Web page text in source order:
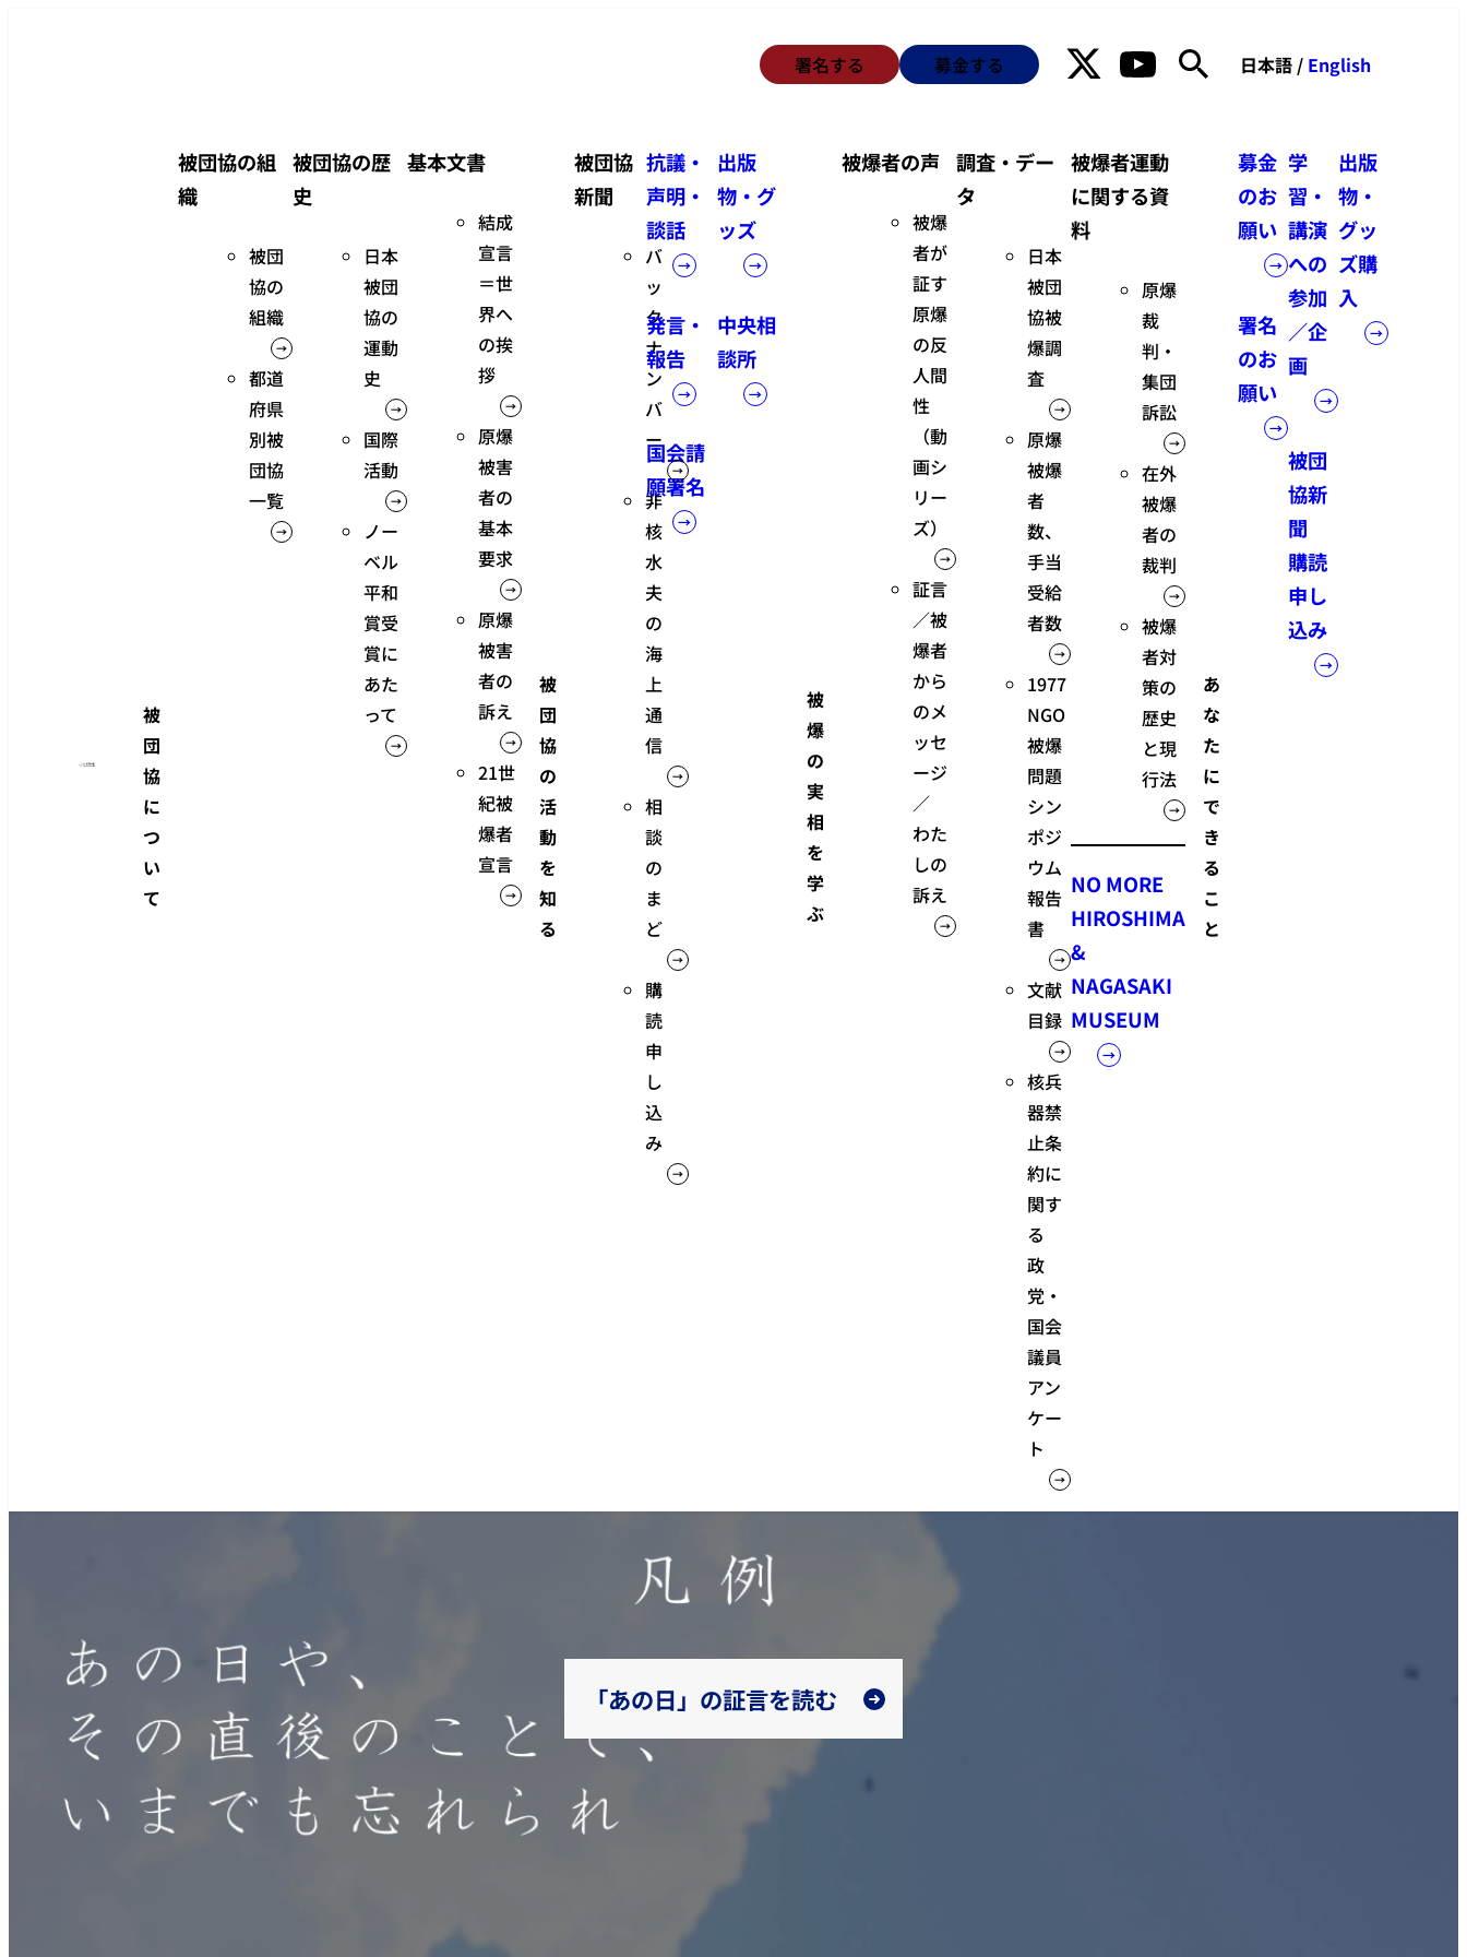
署名する 募金する 日本語 / English
被
団
協
に
つ
い
て
被団協の組
織
被団
協の
組織
都道
府県
別被
団協
一覧
被団協の歴
史
日本
被団
協の
運動
史
国際
活動
ノー
ベル
平和
賞受
賞に
あた
って
基本文書
結成
宣言
＝世
界へ
の挨
拶
原爆
被害
者の
基本
要求
原爆
被害
者の
訴え
21世
紀被
爆者
宣言
被
団
協
の
活
動
を
知
る
被団協
新聞
バ
ッ
ク
ナ
ン
バ
ー
非
核
水
夫
の
海
上
通
信
相
談
の
ま
ど
購
読
申
し
込
み
抗議・
声明・
談話
発言・
報告
国会請
願署名
出版
物・グ
ッズ
中央相
談所
被
爆
の
実
相
を
学
ぶ
被爆者の声
被爆
者が
証す
原爆
の反
人間
性
（動
画シ
リー
ズ）
証言
／被
爆者
から
のメ
ッセ
ージ
／
わた
しの
訴え
調査・デー
タ
日本
被団
協被
爆調
査
原爆
被爆
者
数、
手当
受給
者数
1977
NGO
被爆
問題
シン
ポジ
ウム
報告
書
文献
目録
核兵
器禁
止条
約に
関す
る
政
党・
国会
議員
アン
ケー
ト
被爆者運動
に関する資
料
原爆
裁
判・
集団
訴訟
在外
被爆
者の
裁判
被爆
者対
策の
歴史
と現
行法
NO MORE
HIROSHIMA
&
NAGASAKI
MUSEUM
あ
な
た
に
で
き
る
こ
と
募金
のお
願い
署名
のお
願い
学
習・
講演
への
参加
／企
画
被団
協新
聞
購読
申し
込み
出版
物・
グッ
ズ購
入
「あの日」の証言を読む